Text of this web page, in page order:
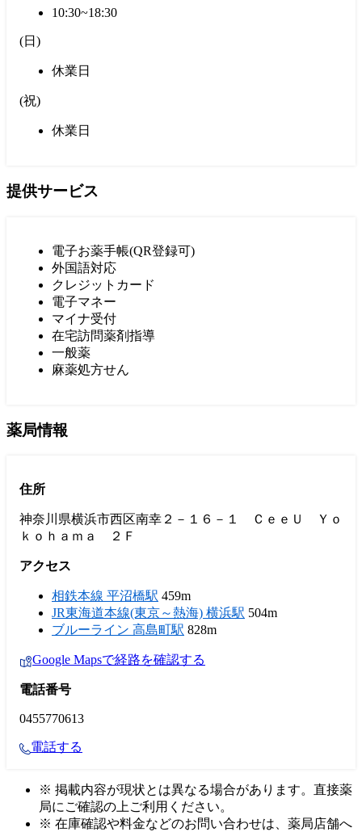
10:30~18:30
(日 )
休業日
(祝)
休業日
提供サービス
電子お薬手帳(QR登録可)
外国語対応
クレジットカード
電子マネー
マイナ受付
在宅訪問薬剤指導
一般薬
麻薬処方せん
薬局情報
住所
神奈川県横浜市西区南幸２－１６－１ ＣｅｅＵ Ｙｏ
ｋｏｈａｍａ ２Ｆ
アクセス
相鉄本線 平沼橋駅 459m
JR東海道本線(東京～熱海) 横浜駅 504m
ブルーライン 高島町駅 828m
Google Mapsで経路を確認する
電話番号
0455770613
電話する
※ 掲載内容が現状とは異なる場合があります。直接薬
局にご確認の上ご利用ください。
※ 在庫確認や料金などのお問い合わせは、薬局店舗へ